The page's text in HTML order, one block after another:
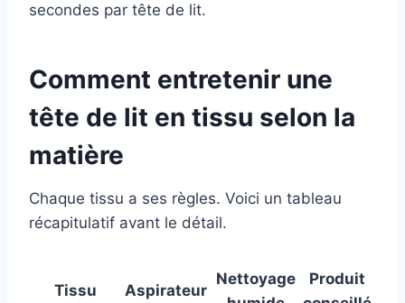
secondes par tête de lit.
Comment entretenir une
tête de lit en tissu selon la
matière
Chaque tissu a ses règles. Voici un tableau
récapitulatif avant le détail.
Tissu Aspirateur
Nettoyage
Produit